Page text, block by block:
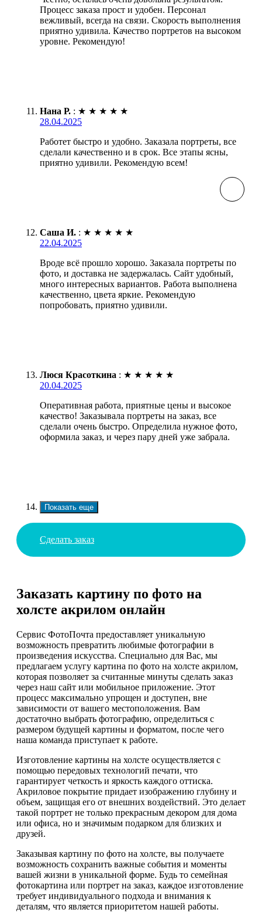
Процесс заказа прост и удобен. Персонал
вежливый, всегда на связи. Скорость выполнения
приятно удивила. Качество портретов на высоком
уровне. Рекомендую!
Нана Р. : ★ ★ ★ ★ ★
28.04.2025
Работет быстро и удобно. Заказала портреты, все
сделали качественно и в срок. Все этапы ясны,
приятно удивили. Рекомендую всем!
Саша И. : ★ ★ ★ ★ ★
22.04.2025
Вроде всё прошло хорошо. Заказала портреты по
фото, и доставка не задержалась. Сайт удобный,
много интересных вариантов. Работа выполнена
качественно, цвета яркие. Рекомендую
попробовать, приятно удивили.
Люся Красоткина : ★ ★ ★ ★ ★
20.04.2025
Оперативная работа, приятные цены и высокое
качество! Заказывала портреты на заказ, все
сделали очень быстро. Определила нужное фото,
оформила заказ, и через пару дней уже забрала.
Показать еще
Сделать заказ
Заказать картину по фото на
холсте акрилом онлайн
Сервис ФотоПочта предоставляет уникальную
возможность превратить любимые фотографии в
произведения искусства. Специально для Вас, мы
предлагаем услугу картина по фото на холсте акрилом,
которая позволяет за считанные минуты сделать заказ
через наш сайт или мобильное приложение. Этот
процесс максимально упрощен и доступен, вне
зависимости от вашего местоположения. Вам
достаточно выбрать фотографию, определиться с
размером будущей картины и форматом, после чего
наша команда приступает к работе.
Изготовление картины на холсте осуществляется с
помощью передовых технологий печати, что
гарантирует четкость и яркость каждого оттиска.
Акриловое покрытие придает изображению глубину и
объем, защищая его от внешних воздействий. Это делает
такой портрет не только прекрасным декором для дома
или офиса, но и значимым подарком для близких и
друзей.
Заказывая картину по фото на холсте, вы получаете
возможность сохранить важные события и моменты
вашей жизни в уникальной форме. Будь то семейная
фотокартина или портрет на заказ, каждое изготовление
требует индивидуального подхода и внимания к
деталям, что является приоритетом нашей работы.